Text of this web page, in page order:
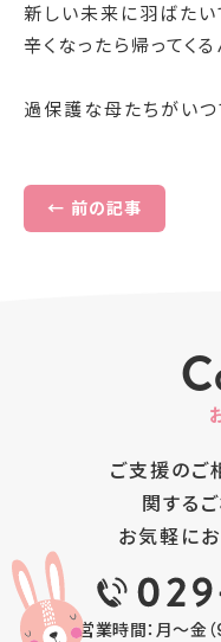
新しい未来に羽ばたい
辛くなったら帰ってくる
過保護な母たちがいつ
← 前の記事
ご支援のご
関する
お気軽に
営業時間：月～金